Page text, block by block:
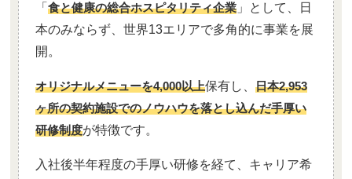
「食と健康の総合ホスピタリティ企業 」として、日
本のみならず、世界13エリアで多角的に事業を展
開。
オリジナルメニューを4,000以上保有し、日本2,953
ヶ所の契約施設でのノウハウを落とし込んだ手厚い
研修制度が特徴です。
入社後半年程度の手厚い研修を経て、キャリア希